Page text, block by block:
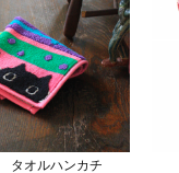
タオルハンカチ